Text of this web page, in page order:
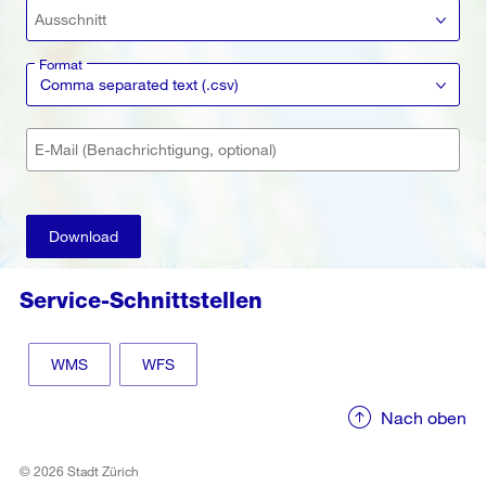
Ausschnitt
Format
Comma separated text (.csv)
E-Mail (Benachrichtigung, optional)
Download
Service-Schnittstellen
WMS WFS
Nach oben
© 2026 Stadt Zürich